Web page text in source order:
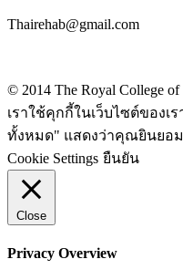
Thairehab@gmail.com
© 2014 The Royal College of
เราใช้คุกกี้ในเว็บไซต์ของ
ทั้งหมด" แสดงว่าคุณยินยอ
Cookie Settings ยืนยัน
Close
Privacy Overview